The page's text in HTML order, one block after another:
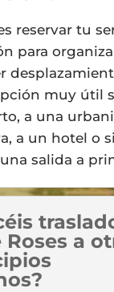
reservar tu
para
muy útil
a una
a un hotel o
salida a
Roses a